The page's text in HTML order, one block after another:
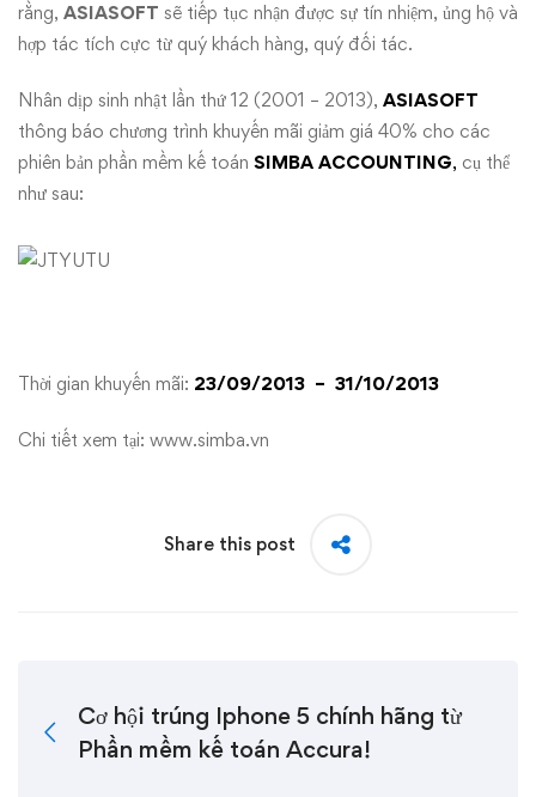
rằng, ASIASOFT sẽ tiếp tục nhận được sự tín nhiệm, ủng hộ và
hợp tác tích cực từ quý khách hàng, quý đối tác.
Nhân dịp sinh nhật lần thứ 12 (2001 – 2013), ASIASOFT
thông báo chương trình khuyến mãi giảm giá 40% cho các
phiên bản phần mềm kế toán SIMBA ACCOUNTING, cụ thể
như sau:
Thời gian khuyến mãi: 23/09/2013 – 31/10/2013
Chi tiết xem tại: www.simba.vn
Share this post
Cơ hội trúng Iphone 5 chính hãng từ
Phần mềm kế toán Accura!